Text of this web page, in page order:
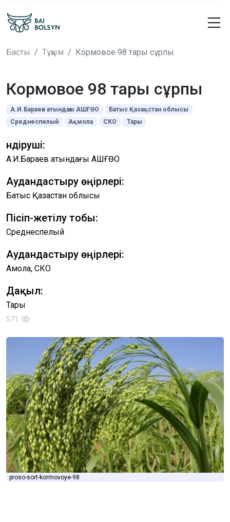
Басты Тұқым Кормовое 98 тары сұрпы
Кормовое 98 тары сұрпы
А.И.Бараев атындағы АШҒӨО
Батыс Қазақстан облысы
Среднеспелый
Ақмола СКО Тары
Өндіруші:
А.И.Бараев атындағы АШҒӨО
Аудандастыру өңірлері:
Батыс Қазақстан облысы
Пісіп-жетілу тобы:
Среднеспелый
Аудандастыру өңірлері:
Ақмола, СКО
Дақыл:
Тары
571
proso-sort-kormovoye-98